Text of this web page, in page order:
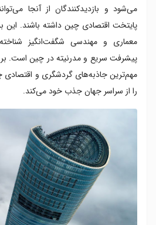
می‌شود و بازدیدکنندگان از آنجا
پایتخت اقتصادی چین داشته باشند. این
معماری و مهندسی شگفت‌انگیز
پیشرفت سریع و مدرنیته در چین است.
مهم‌ترین جاذبه‌های گردشگری و اقتصادی
را از سراسر جهان جذب خود می‌کند.